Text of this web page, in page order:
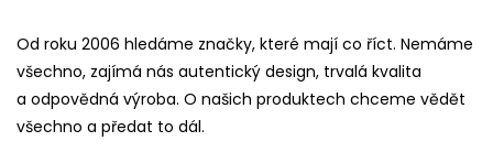
Od roku 2006 hledáme značky, které mají co říct. Nemáme
všechno, zajímá nás autentický design, trvalá kvalita
a odpovědná výroba. O našich produktech chceme vědět
všechno a předat to dál.